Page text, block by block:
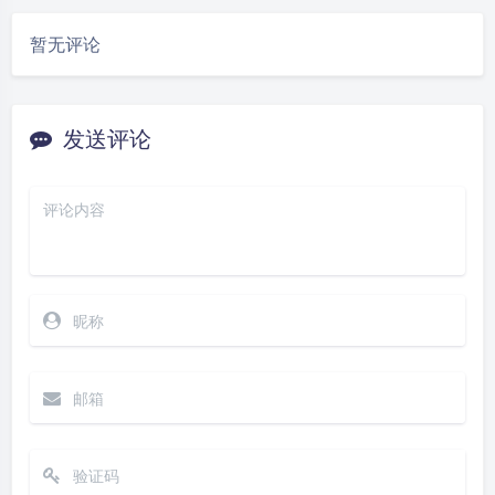
暂无评论
发送评论